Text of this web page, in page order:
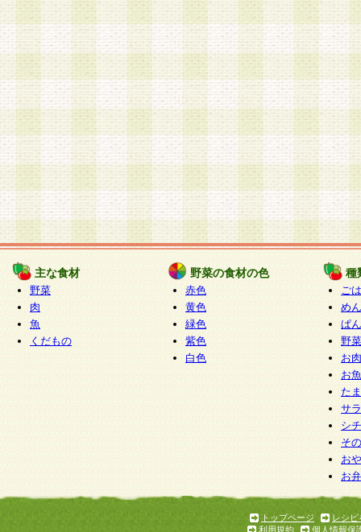
主な食材
野菜
肉
魚
くだもの
野菜の食材の色
赤色
黄色
緑色
紫色
白色
種
ご
めん
ぱん
野
お
お
た
サ
シ
そ
お
お
トップページ
レシピ
利用規約
個人情報保